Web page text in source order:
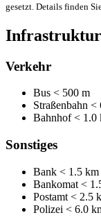
gesetzt. Details finden
Infrastruktur
Verkehr
Bus < 500 m
Straßenbahn <
Bahnhof< 1.0
Sonstiges
Bank < 1.5 km
Bankomat <
Postamt < 2.5
Polizei < 6.0